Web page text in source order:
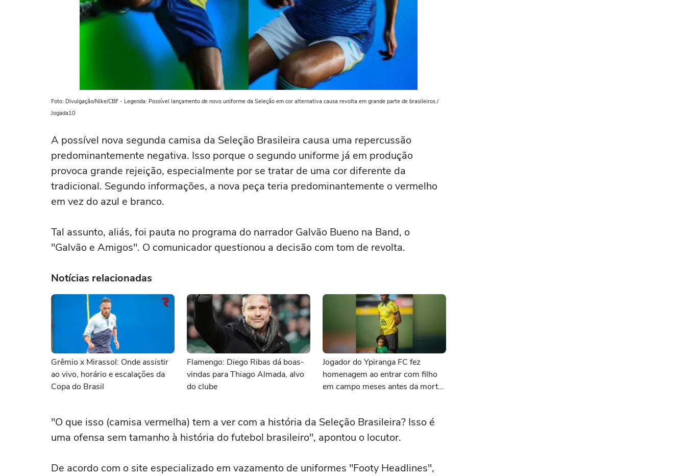
Foto: Divulgação/Nike/CBF - Legenda: Possível lançamento de novo uniforme da Seleção em cor alternativa causa revolta em grande parte de brasileiros /
Jogada10
A possível nova segunda camisa da Seleção Brasileira causa uma repercussão
predominantemente negativa. Isso porque o segundo uniforme já em produção
provoca grande rejeição, especialmente por se tratar de uma cor diferente da
tradicional. Segundo informações, a nova peça teria predominantemente o vermelho
em vez do azul e branco.
Tal assunto, aliás, foi pauta no programa do narrador Galvão Bueno na Band, o
"Galvão e Amigos". O comunicador questionou a decisão com tom de revolta.
Notícias relacionadas
Grêmio x Mirassol: Onde assistir
ao vivo, horário e escalações da
Copa do Brasil
Flamengo: Diego Ribas dá boas-
vindas para Thiago Almada, alvo
do clube
Jogador do Ypiranga FC fez
homenagem ao entrar com filho
em campo meses antes da morte
"O que isso (camisa vermelha) tem a ver com a história da Seleção Brasileira? Isso é
uma ofensa sem tamanho à história do futebol brasileiro", apontou o locutor.
De acordo com o site especializado em vazamento de uniformes "Footy Headlines",